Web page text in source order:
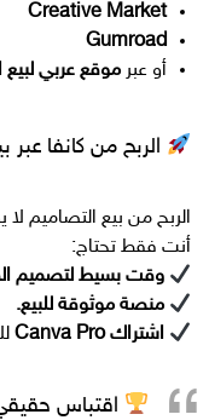
Creative Market
Gumroad
أو عبر موقع عربي لبيع
الربح من كانفا عبر
الربح من بيع التصاميم
أنت فقط تحتاج:
وقت بسيط لتصميم
منصة موثوقة للبيع.
اشتراك Canva Pro
اقتباس